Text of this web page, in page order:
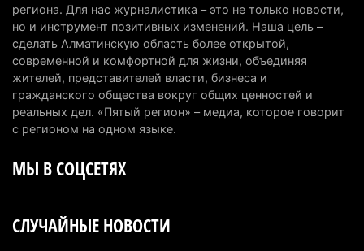
Партия «Әділет» предложила превратить
университеты в центры технологий и новых
рабочих мест
4 августа 2026 г. 15:11
В Алматинской области назначили нового
председателя административного суда
В Алматинской области второй день не могут
4 августа 2026 г. 13:02
региона. Для нас журналистика – это не только новости,
но и инструмент позитивных изменений. Наша цель –
сделать Алматинскую область более открытой,
современной и комфортной для жизни, объединяя
жителей, представителей власти, бизнеса и
гражданского общества вокруг общих ценностей и
реальных дел. «Пятый регион» – медиа, которое говорит
с регионом на одном языке.
МЫ В СОЦСЕТЯХ
СЛУЧАЙНЫЕ НОВОСТИ